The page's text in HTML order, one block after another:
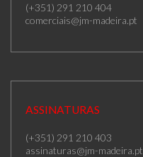
(+351) 291 210 404
comerciais@jm-madeira.pt
ASSINATURAS
(+351) 291 210 403
assinaturas@jm-madeira.pt